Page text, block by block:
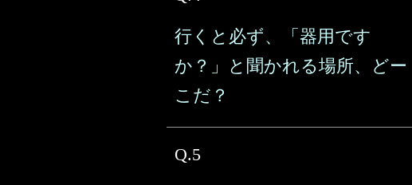
行くと必ず、「器用です
か？」と聞かれる場所、どー
こだ？
Q.5